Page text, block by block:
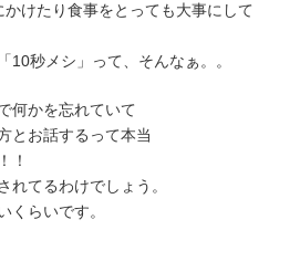
けたり食事をとっても大事にして
10秒メシ」って、そんなぁ。。
何かを忘れていて
とお話するって本当
！
れてるわけでしょう。
くらいです。